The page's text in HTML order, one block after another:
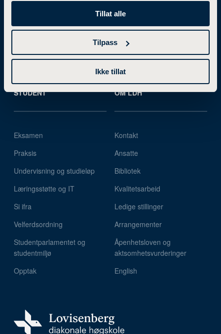
Tillat alle
Tilpass
Ikke tillat
Studier i utlandet
Samarbeidsprosjekter
Utviklingsprosjekter
STUDENT
Eksamen
Praksis
Undervisning og studieløp
Læringsstøtte og IT
Si ifra
Velferdsordning
Studentparlamentet og
studentmiljø
Opptak
OM LDH
Kontakt
Ansatte
Bibliotek
Kvalitetsarbeid
Ledige stillinger
Arrangementer
Åpenhetsloven og
aktsomhetsvurderinger
English